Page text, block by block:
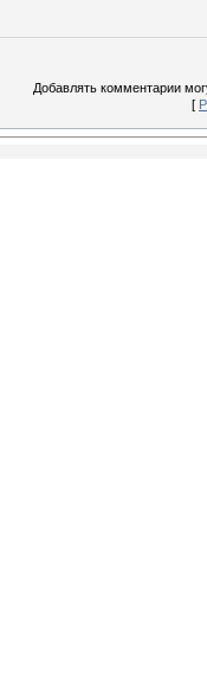
Добавлять комментарии
[